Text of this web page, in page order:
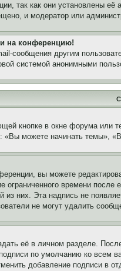
так как они установлены
и модератор или
на конференцию!
сообщения другим
системой анонимными
кнопке в окне форума или
можете начинать темы»,
вы можете
ограниченного времени
из них. Эта надпись не
не могут удалить
её в личном разделе.
по умолчанию ко
добавление подписи в